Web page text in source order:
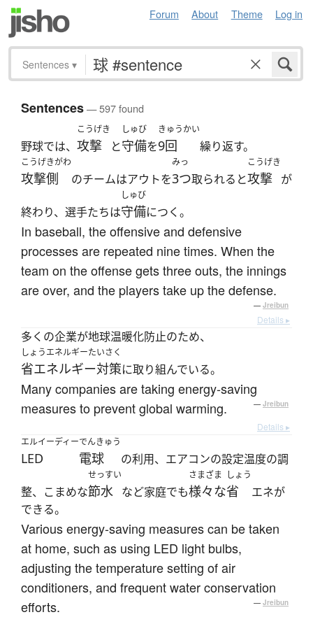
Forum About Theme Log in
Sentences ▾
Sentences— 597 found
野球では、
こうげき
攻撃 と
しゅび
守備を
きゅうかい
9回 繰り返す。
こうげきがわ
攻撃側 のチームはアウトを
みっ
3つ取られると
こうげき
攻撃 が
終わり、選手たちは
しゅび
守備につく。
In baseball, the offensive and defensive
processes are repeated nine times. When the
team on the offense gets three outs, the innings
are over, and the players take up the defense.
— Jreibun
Details ▸
多くの企業が地球温暖化防止のため、
しょうエネルギーたいさく
省エネルギー対策に取り組んでいる。
Many companies are taking energy-saving
measures to prevent global warming.
— Jreibun
Details ▸
エルイーディー
LED
でんきゅう
電球 の利用、エアコンの設定温度の調
整、こまめな
せっすい
節水 など家庭でも
さまざま
様々な
しょう
省
エネが
できる。
Various energy-saving measures can be taken
at home, such as using LED light bulbs,
adjusting the temperature setting of air
conditioners, and frequent water conservation
efforts.
— Jreibun